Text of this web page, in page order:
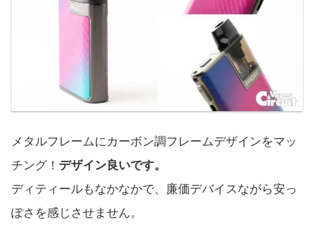
メタルフレームにカーボン調フレームデザインをマッ
チング！ デザイン良いです。
ディティールもなかなかで、廉価デバイスながら安っ
ぽさを感じさせません。